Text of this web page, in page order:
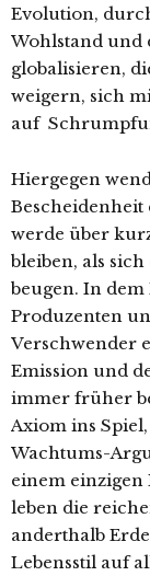
Evolution,
Wohlstand und
globalisieren,
weigern, sich
auf
Hiergegen
Bescheidenheit
werde über
bleiben, als
beugen. In
Produzenten
Verschwender
Emission und
immer früher
Axiom ins
Wachtums-
einem
leben die
anderthalb
Lebensstil auf